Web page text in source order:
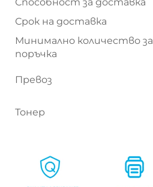
Способност за доставка
Срок на доставка
Минимално количество за
поръчка
Превоз
Тонер